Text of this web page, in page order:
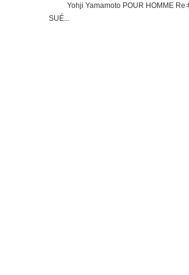
Yohji Yamamoto POUR HOMME Re
SUÉ...